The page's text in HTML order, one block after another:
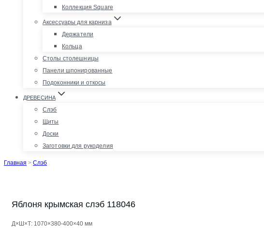
Коллекция Square
Аксессуары для карниза
Держатели
Кольца
Столы столешницы
Панели шпонированные
Подоконники и откосы
ДРЕВЕСИНА
Слэб
Щиты
Доски
Заготовки для рукоделия
Главная > Слэб
Яблоня крымская слэб 118046
Д×Ш×Т: 1070×380-400×40 мм